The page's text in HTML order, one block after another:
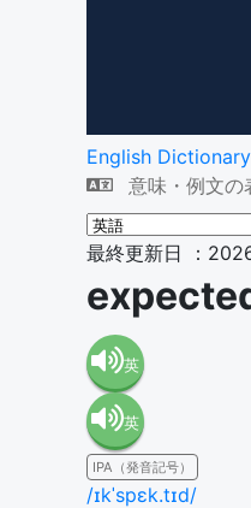
English Dictionary
意味・例文の
最終更新日 ：
英
語（米
国）
英
語（イ
IPA（発音記号）
/ɪkˈspɛk.tɪd/